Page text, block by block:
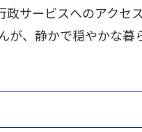
サービスへのアクセ
が、静かで穏やかな暮